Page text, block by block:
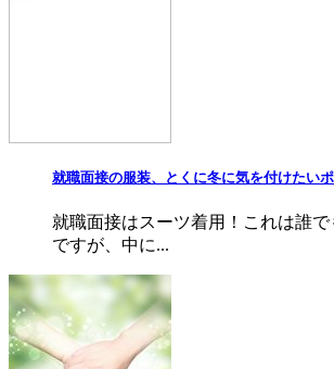
就職面接の服装、とくに冬に気を付けたい
就職面接はスーツ着用！これは誰で
ですが、中に...